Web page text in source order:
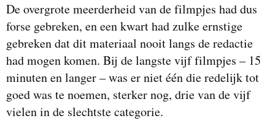
De overgrote meerderheid van de filmpjes had dus
forse gebreken, en een kwart had zulke ernstige
gebreken dat dit materiaal nooit langs de redactie
had mogen komen. Bij de langste vijf filmpjes – 15
minuten en langer – was er niet één die redelijk tot
goed was te noemen, sterker nog, drie van de vijf
vielen in de slechtste categorie.